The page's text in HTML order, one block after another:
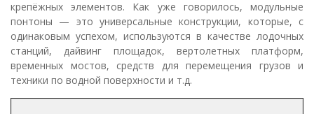
крепёжных элементов. Как уже говорилось, модульные
понтоны — это универсальные конструкции, которые, с
одинаковым успехом, используются в качестве лодочных
станций, дайвинг площадок, вертолетных платформ,
временных мостов, средств для перемещения грузов и
техники по водной поверхности и т.д.